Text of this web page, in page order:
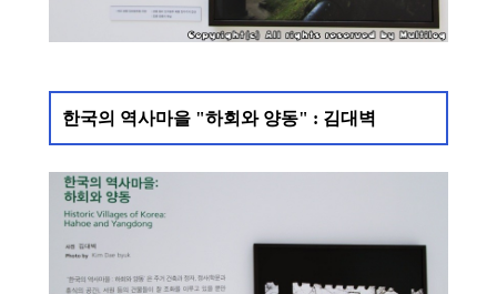
한국의 역사마을 "하회와 양동" : 김대벽